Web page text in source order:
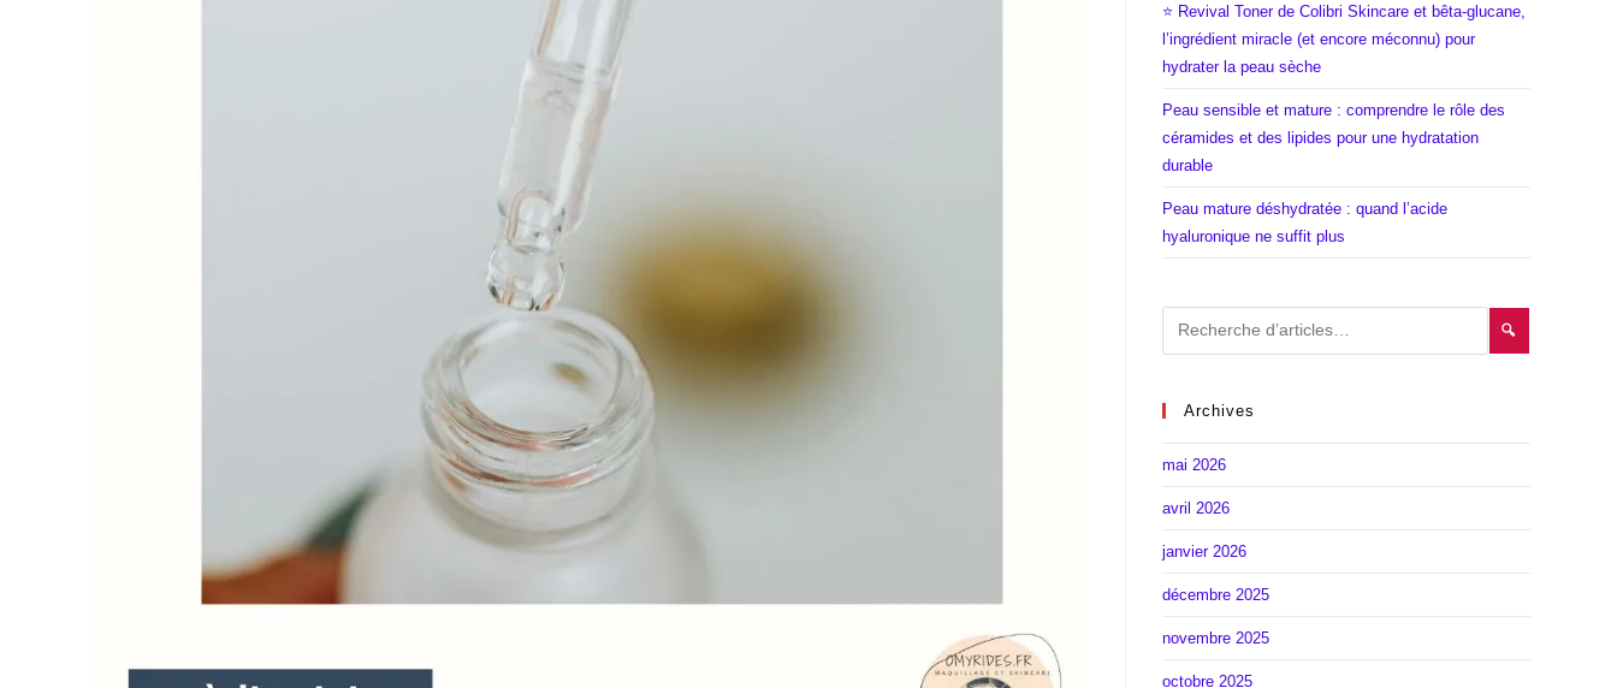
⭐ Revival Toner de Colibri Skincare et bêta-glucane,
l’ingrédient miracle (et encore méconnu) pour
hydrater la peau sèche
Peau sensible et mature : comprendre le rôle des
céramides et des lipides pour une hydratation
durable
Peau mature déshydratée : quand l’acide
hyaluronique ne suffit plus
🔍
Archives
mai 2026
avril 2026
janvier 2026
décembre 2025
novembre 2025
octobre 2025